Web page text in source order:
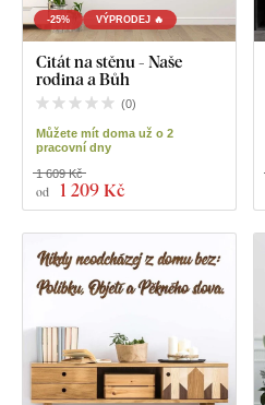
-25% VÝPRODEJ 🔥
Citát na stěnu - Naše
rodina a Bůh
(0)
Můžete mít doma už o 2
pracovní dny
od 1 209 Kč
1 609 Kč